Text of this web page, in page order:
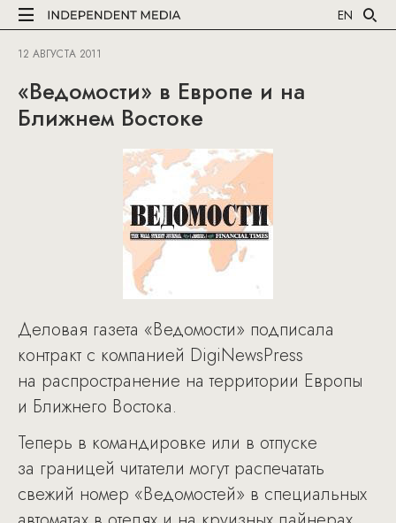
EN
12 АВГУСТА 2011
«Ведомости» в Европе и на
Ближнем Востоке
Деловая газета «Ведомости» подписала
контракт с компанией DigiNewsPress
на распространение на территории Европы
и Ближнего Востока.
Теперь в командировке или в отпуске
за границей читатели могут распечатать
свежий номер «Ведомостей» в специальных